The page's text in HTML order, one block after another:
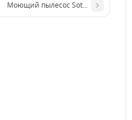
Моющий пылесос Soteco Tornado